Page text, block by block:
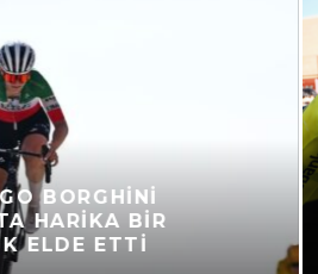
BORGHINI
HARIKA BIR
ELDE ETTI